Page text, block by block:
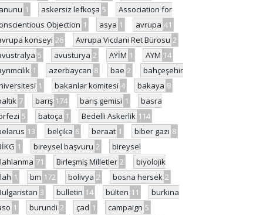
1 askersiz lefkoşa 5
Association for
Objection 1 asya 1 avrupa 41
konseyi 26 Avrupa Vicdani Ret Bürosu 2
5 avusturya 2 AYİM 1 AYM 14
1 azerbaycan 8 bae 2
bahçeşehir
1 bakanlar komitesi 4 bakaya 8
7 barış 174 barış gemisi 1
basra
5 batoça 1 Bedelli Askerlik 114
13 belçika 6 beraat 1 biber gazı 8
1 bireysel başvuru 2
bireysel
71 Birleşmiş Milletler 2
biyolojik
1 bm 172 bolivya 2 bosna hersek 2
3 bulletin 14 bülten 11
burkina
1 burundi 2 çad 1 campaign 5